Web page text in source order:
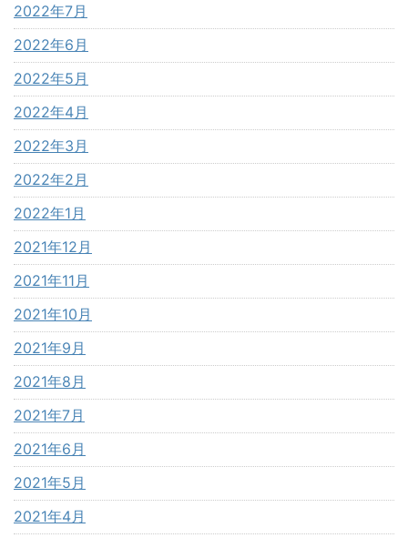
2022年7月
2022年6月
2022年5月
2022年4月
2022年3月
2022年2月
2022年1月
2021年12月
2021年11月
2021年10月
2021年9月
2021年8月
2021年7月
2021年6月
2021年5月
2021年4月